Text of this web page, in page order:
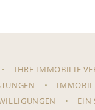
IHRE IMMOBILIE
EIN